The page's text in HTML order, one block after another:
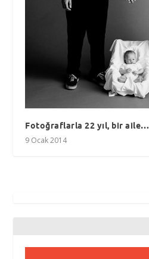
Fotoğraflarla 22 yıl, bir aile…
9 Ocak 2014